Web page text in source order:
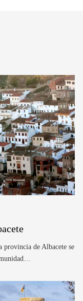
provincia de Albacete se